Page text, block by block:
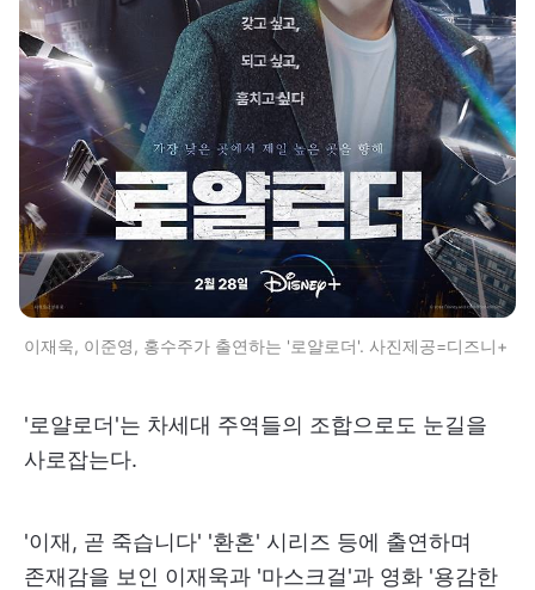
이재욱, 이준영, 홍수주가 출연하는 '로얄로더'. 사진제공=디즈니+
'로얄로더'는 차세대 주역들의 조합으로도 눈길을
사로잡는다.
'이재, 곧 죽습니다' '환혼' 시리즈 등에 출연하며
존재감을 보인 이재욱과 '마스크걸'과 영화 '용감한